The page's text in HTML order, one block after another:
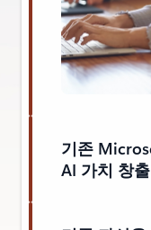
기존
AI 가치 창출